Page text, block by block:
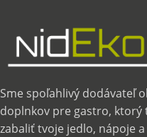
Sme spoľahlivý dodávateľ
doplnkov pre gastro, ktorý
zabaliť tvoje jedlo, nápoje